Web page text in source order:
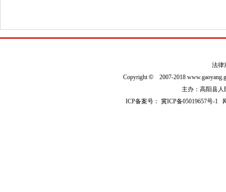
法律
Copyright© 2007-2018
主办：高阳县人
ICP备案号：冀ICP备05019657号-1